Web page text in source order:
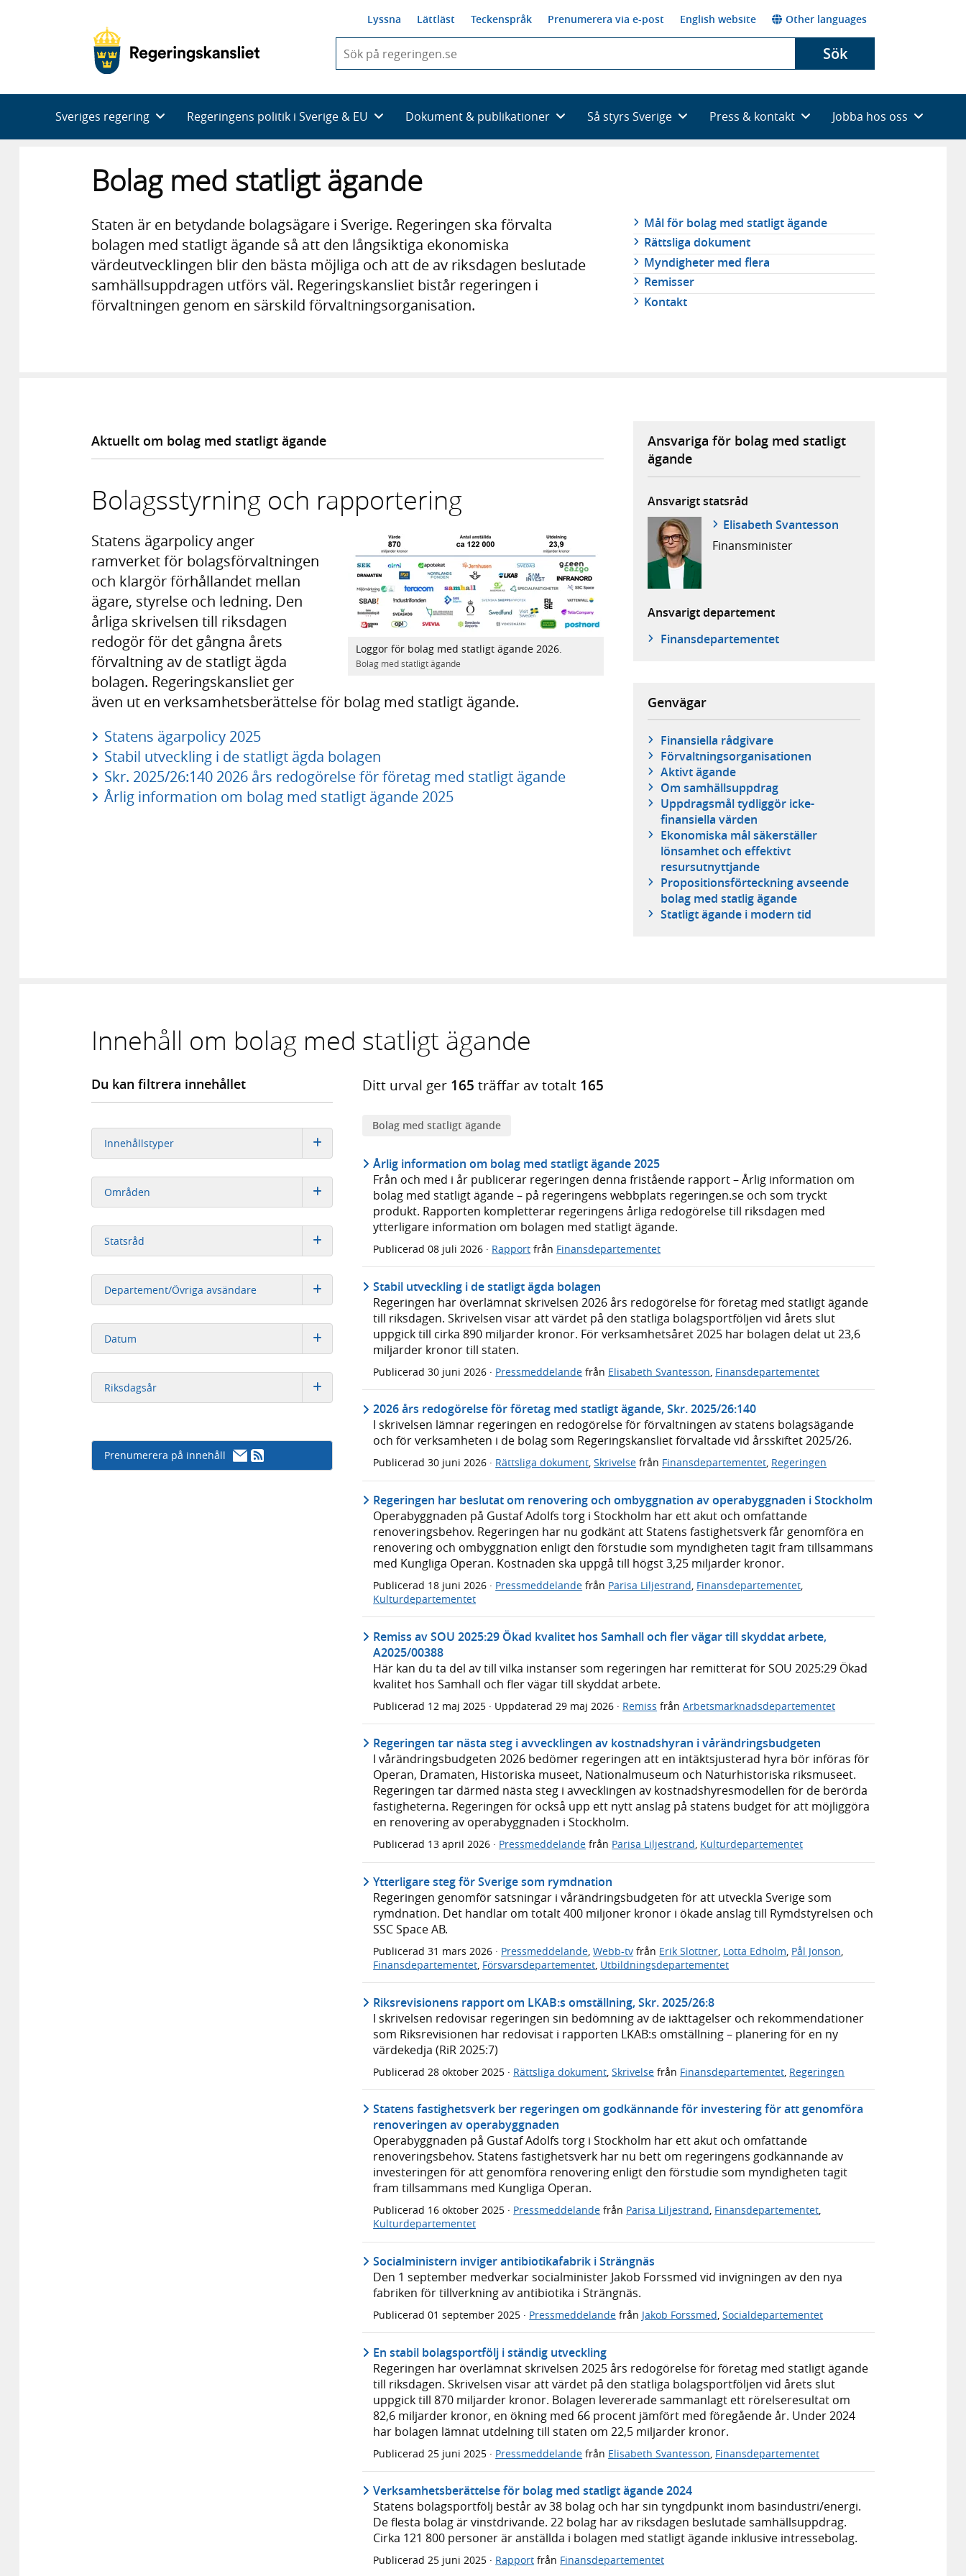
Lyssna Lättläst Teckenspråk Prenumerera via e-post English website Other languages
du
skriva
framträder
en
med
sökförslag
Sök
Sveriges regering Regeringens politik i Sverige & EU Dokument & publikationer Så styrs Sverige Press & kontakt Jobba hos oss
Bolag med statligt ägande
Staten är en betydande bolagsägare i Sverige. Regeringen ska förvalta
bolagen med statligt ägande så att den långsiktiga ekonomiska
värdeutvecklingen blir den bästa möjliga och att de av riksdagen beslutade
samhällsuppdragen utförs väl. Regeringskansliet bistår regeringen i
förvaltningen genom en särskild förvaltningsorganisation.
Relaterad
navigering
Mål för bolag med statligt ägande
Rättsliga dokument
Myndigheter med flera
Remisser
Kontakt
Ansvariga för bolag med statligt
ägande
Ansvarigt statsråd
Elisabeth Svantesson
Finans­minister
Ansvarigt departement
Finans­departementet
Genvägar
Finansiella rådgivare
Förvaltningsorganisationen
Aktivt ägande
Om samhällsuppdrag
Uppdragsmål tydliggör icke-
finansiella värden
Ekonomiska mål säkerställer
lönsamhet och effektivt
resursutnyttjande
Propositionsförteckning avseende
bolag med statlig ägande
Statligt ägande i modern tid
Aktuellt om bolag med statligt ägande
Bolagsstyrning och rapportering
Loggor för bolag med statligt ägande 2026.
Bolag med statligt ägande
Statens ägarpolicy anger
ramverket för bolagsförvaltningen
och klargör förhållandet mellan
ägare, styrelse och ledning. Den
årliga skrivelsen till riksdagen
redogör för det gångna årets
förvaltning av de statligt ägda
bolagen. Regeringskansliet ger
även ut en verksamhetsberättelse för bolag med statligt ägande.
Statens ägarpolicy 2025
Stabil utveckling i de statligt ägda bolagen
Skr. 2025/26:140 2026 års redogörelse för företag med statligt ägande
Årlig information om bolag med statligt ägande 2025
Innehåll om bolag med statligt ägande
Du kan filtrera innehållet
Innehållstyper
Områden
Statsråd
Departement/Övriga avsändare
Datum
Riksdagsår
Prenumerera på innehåll
Ditt urval ger 165 träffar av totalt 165
Bolag med statligt ägande
Årlig information om bolag med statligt ägande 2025
Från och med i år publicerar regeringen denna fristående rapport – Årlig information om
bolag med statligt ägande – på regeringens webbplats regeringen.se och som tryckt
produkt. Rapporten kompletterar regeringens årliga redogörelse till riksdagen med
ytterligare information om bolagen med statligt ägande.
Publicerad08 juli 2026 · Rapport från Finansdepartementet
Stabil utveckling i de statligt ägda bolagen
Regeringen har överlämnat skrivelsen 2026 års redogörelse för företag med statligt ägande
till riksdagen. Skrivelsen visar att värdet på den statliga bolagsportföljen vid årets slut
uppgick till cirka 890 miljarder kronor. För verksamhetsåret 2025 har bolagen delat ut 23,6
miljarder kronor till staten.
Publicerad30 juni 2026 · Pressmeddelande från Elisabeth Svantesson Finansdepartementet
2026 års redogörelse för företag med statligt ägande, Skr. 2025/26:140
I skrivelsen lämnar regeringen en redogörelse för förvaltningen av statens bolagsägande
och för verksamheten i de bolag som Regeringskansliet förvaltade vid årsskiftet 2025/26.
Publicerad30 juni 2026 · Rättsliga dokument,Skrivelse från Finansdepartementet, Regeringen
Regeringen har beslutat om renovering och ombyggnation av operabyggnaden i Stockholm
Operabyggnaden på Gustaf Adolfs torg i Stockholm har ett akut och omfattande
renoveringsbehov. Regeringen har nu godkänt att Statens fastighetsverk får genomföra en
renovering och ombyggnation enligt den förstudie som myndigheten tagit fram tillsammans
med Kungliga Operan. Kostnaden ska uppgå till högst 3,25 miljarder kronor.
Publicerad 18 juni 2026 · Pressmeddelande från Parisa Liljestrand, Finansdepartementet,
Kulturdepartementet
Remiss av SOU 2025:29 Ökad kvalitet hos Samhall och fler vägar till skyddat arbete,
A2025/00388
Här kan du ta del av till vilka instanser som regeringen har remitterat för SOU 2025:29 Ökad
kvalitet hos Samhall och fler vägar till skyddat arbete.
Publicerad 12 maj 2025 · Uppdaterad 29 maj 2026 · Remiss frånArbetsmarknadsdepartementet
Regeringen tar nästa steg i avvecklingen av kostnadshyran i vårändringsbudgeten
I vårändringsbudgeten 2026 bedömer regeringen att en intäktsjusterad hyra bör införas för
Operan, Dramaten, Historiska museet, Nationalmuseum och Naturhistoriska riksmuseet.
Regeringen tar därmed nästa steg i avvecklingen av kostnadshyresmodellen för de berörda
fastigheterna. Regeringen för också upp ett nytt anslag på statens budget för att möjliggöra
en renovering av operabyggnaden i Stockholm.
Publicerad 13 april 2026 · Pressmeddelande från Parisa Liljestrand, Kulturdepartementet
Ytterligare steg för Sverige som rymdnation
Regeringen genomför satsningar i vårändringsbudgeten för att utveckla Sverige som
rymdnation. Det handlar om totalt 400 miljoner kronor i ökade anslag till Rymdstyrelsen och
SSC Space AB.
Publicerad31 mars 2026 · Pressmeddelande,Webb-tv från Erik Slottner, Lotta Edholm, Pål Jonson,
Finansdepartementet, Försvarsdepartementet, Utbildningsdepartementet
Riksrevisionens rapport om LKAB:s omställning, Skr. 2025/26:8
I skrivelsen redovisar regeringen sin bedömning av de iakttagelser och rekommendationer
som Riksrevisionen har redovisat i rapporten LKAB:s omställning – planering för en ny
värdekedja (RiR 2025:7)
Publicerad 28 oktober 2025 · Rättsliga dokument ,Skrivelse från Finansdepartementet Regeringen
Statens fastighetsverk ber regeringen om godkännande för investering för att genomföra
renoveringen av operabyggnaden
Operabyggnaden på Gustaf Adolfs torg i Stockholm har ett akut och omfattande
renoveringsbehov. Statens fastighetsverk har nu bett om regeringens godkännande av
investeringen för att genomföra renovering enligt den förstudie som myndigheten tagit
fram tillsammans med Kungliga Operan.
Publicerad 16 oktober 2025 · Pressmeddelande från Parisa Liljestrand, Finansdepartementet,
Kulturdepartementet
Socialministern inviger antibiotikafabrik i Strängnäs
Den 1 september medverkar socialminister Jakob Forssmed vid invigningen av den nya
fabriken för tillverkning av antibiotika i Strängnäs.
Publicerad01 september 2025 · Pressmeddelande från Jakob Forssmed,Socialdepartementet
En stabil bolagsportfölj i ständig utveckling
Regeringen har överlämnat skrivelsen 2025 års redogörelse för företag med statligt ägande
till riksdagen. Skrivelsen visar att värdet på den statliga bolagsportföljen vid årets slut
uppgick till 870 miljarder kronor. Bolagen levererade sammanlagt ett rörelseresultat om
82,6 miljarder kronor, en ökning med 66 procent jämfört med föregående år. Under 2024
har bolagen lämnat utdelning till staten om 22,5 miljarder kronor.
Publicerad 25 juni 2025 · Pressmeddelande från Elisabeth Svantesson Finansdepartementet
Verksamhetsberättelse för bolag med statligt ägande 2024
Statens bolagsportfölj består av 38 bolag och har sin tyngdpunkt inom basindustri/energi.
De flesta bolag är vinstdrivande. 22 bolag har av riksdagen beslutade samhällsuppdrag.
Cirka 121 800 personer är anställda i bolagen med statligt ägande inklusive intressebolag.
Publicerad25 juni 2025 · Rapport från Finansdepartementet